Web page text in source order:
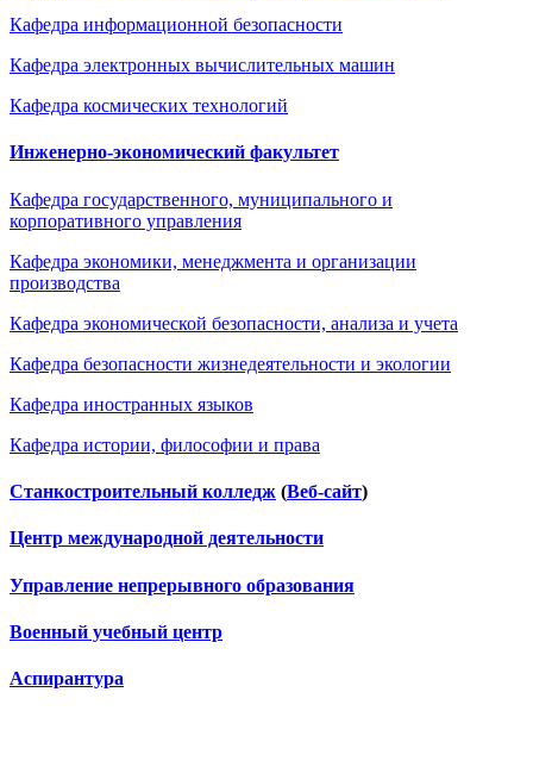
Кафедра информационной безопасности
Кафедра электронных вычислительных машин
Кафедра космических технологий
Инженерно-экономический факультет
Кафедра государственного, муниципального и
корпоративного управления
Кафедра экономики, менеджмента и организации
производства
Кафедра экономической безопасности, анализа и учета
Кафедра безопасности жизнедеятельности и экологии
Кафедра иностранных языков
Кафедра истории, философии и права
Станкостроительный колледж (Веб-сайт)
Центр международной деятельности
Управление непрерывного образования
Военный учебный центр
Аспирантура